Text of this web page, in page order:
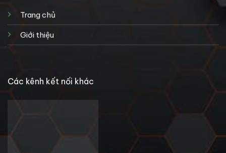
Trang chủ
Giới thiệu
Các kênh kết nối khác